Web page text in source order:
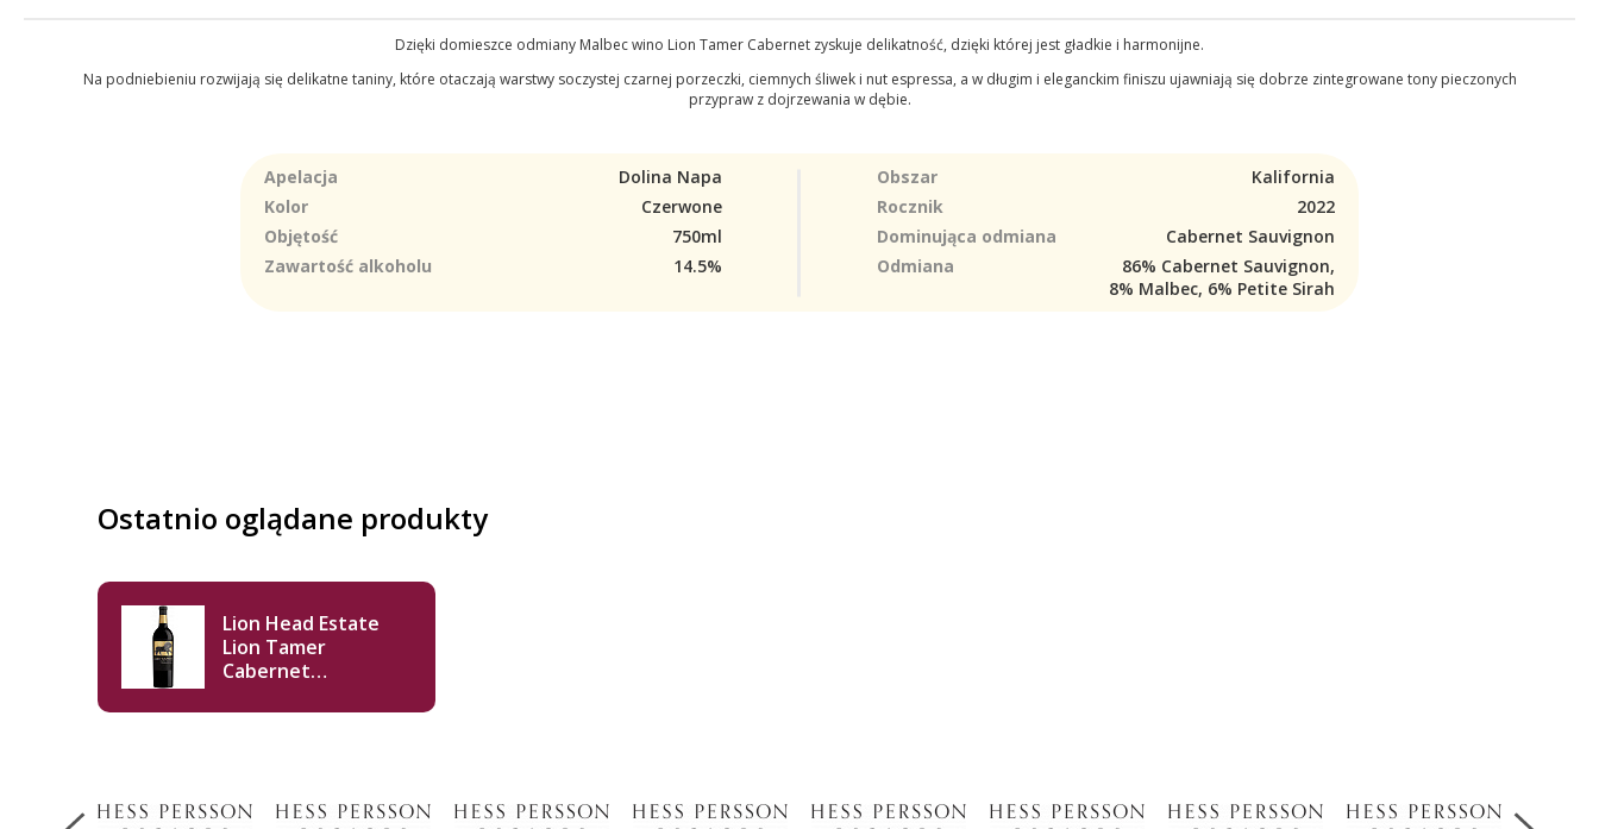
Dzięki domieszce odmiany Malbec wino Lion Tamer Cabernet zyskuje delikatność, dzięki której jest gładkie i harmonijne.
Na podniebieniu rozwijają się delikatne taniny, które otaczają warstwy soczystej czarnej porzeczki, ciemnych śliwek i nut espressa, a w długim i eleganckim finiszu ujawniają się dobrze zintegrowane tony pieczonych
przypraw z dojrzewania w dębie.
Apelacja Dolina Napa Obszar
Kalifornia
Kolor
Czerwone Rocznik
2022
Objętość
750ml Dominująca odmiana
Cabernet Sauvignon
Zawartość alkoholu
14.5% Odmiana
86% Cabernet Sauvignon,
8% Malbec, 6% Petite Sirah
Ostatnio oglądane produkty
Lion Head Estate
Lion Tamer
Cabernet
ml